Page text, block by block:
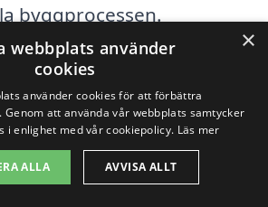
byggprocessen.
Korta tidsramar kan leda
på grund av
behovet av att prioritera
andra åtaganden.
×
webbplats använder
cookies
använder cookies för att förbättra
Genom att använda vår webbplats samtycker
i enlighet med vår cookiepolicy. Läs mer
ALLA AVVISA ALLT